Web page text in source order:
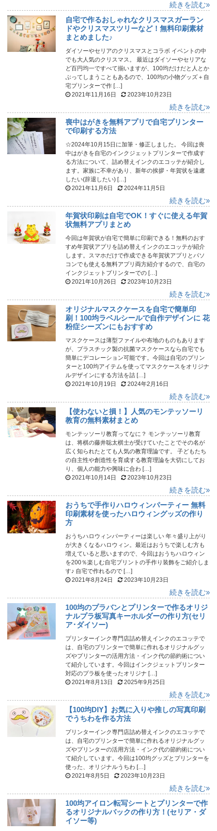
続きを読む»
自宅で作るおしゃれなクリスマスガーラン
ドやクリスマスツリーなど！無料印刷素材
まとめました♪
ダイソーやセリアのクリスマスとコラボ イベントの中
でも大人気のクリスマス。 最近はダイソーやセリアな
ど百円均一ですべて揃いますが、100均だけだと人とか
ぶってしまうこともあるので、100均の小物グッズ＋自
宅プリンターで作 […]
2021年11月16日
2023年10月23日
続きを読む»
喪中はがきを無料アプリで自宅プリンター
で印刷する方法
☆2024年10月15日に加筆・修正しました。 今回は喪
中はがきを自宅のインクジェットプリンターで作成す
る方法について、詰め替えインクのエコッテが紹介し
ます。家族に不幸があり、新年の挨拶・年賀状を遠慮
したい(辞退したい) […]
2021年11月6日
2024年11月5日
続きを読む»
年賀状印刷は自宅でOK！すぐに使える年賀
状無料アプリまとめ
今回は年賀状が自宅で簡単に印刷できる！無料のおす
すめ年賀状アプリを詰め替えインクのエコッテが紹介
します。スマホだけで作成できる年賀状アプリとパソ
コンでも使える無料アプリ両方紹介するので、自宅の
インクジェットプリンターでの […]
2021年10月26日
2023年10月23日
続きを読む»
オリジナルマスクケースを自宅で簡単印
刷！100均ラベルシールで自作デザインに 花
粉症シーズンにもおすすめ
マスクケースは薄型ファイルや布地のものもあります
が、プラスチック製の抗菌マスクケースなら自宅でも
簡単にデコレーション可能です。今回は自宅のプリン
ターと100均アイテムを使ってマスクケースをオリジナ
ルデザインにする方法を詰 […]
2021年10月19日
2024年2月16日
続きを読む»
【使わないと損！】人気のモンテッソーリ
教育の無料素材まとめ
モンテッソーリ教育ってなに？ モンテッソーリ教育
は、将棋の藤井聡太棋士が受けていたことでその名が
広く知られたとても人気の教育理論です。 子どもたち
の自主性や創造性を育成する教育理論を大切にしてお
り、個人の能力や興味に合わ […]
2021年10月14日
2023年10月23日
続きを読む»
おうちで手作りハロウィンパーティー 無料
印刷素材を使ったハロウィングッズの作り
方
おうちハロウィンパーティーは楽しい 年々盛り上がり
が大きくなるハロウィン。最近はおうちで楽しむ方も
増えていると思いますので、今回はおうちハロウィン
を200％楽しむ自宅プリントの手作り装飾をご紹介しま
す♪ 自宅で作れるので […]
2021年8月24日
2023年10月23日
続きを読む»
100均のプラバンとプリンターで作るオリジ
ナルプラ板写真キーホルダーの作り方(セリ
ア･ダイソー)
プリンターインク専門店詰め替えインクのエコッテで
は、自宅のプリンターで簡単に作れるオリジナルグッ
ズやプリンターの活用方法・インク代の節約術につい
て紹介しています。今回はインクジェットプリンター
対応のプラ板を使ったオリジナ […]
2021年8月13日
2025年9月25日
続きを読む»
【100均DIY】お気に入りや推しの写真印刷
でうちわを作る方法
プリンターインク専門店詰め替えインクのエコッテで
は、自宅のプリンターで簡単に作れるオリジナルグッ
ズやプリンターの活用方法・インク代の節約術につい
て紹介しています。今回は100均グッズとプリンターを
使った、オリジナルうちわ […]
2021年8月5日
2023年10月23日
続きを読む»
100均アイロン転写シートとプリンターで作
るオリジナルバックの作り方！(セリア・ダ
イソー等)